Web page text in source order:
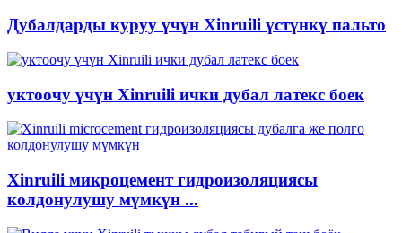
Дубалдарды куруу үчүн Xinruili үстүнкү пальто
уктоочу үчүн Xinruili ички дубал латекс боек
Xinruili микроцемент гидроизоляциясы
колдонулушу мүмкүн ...